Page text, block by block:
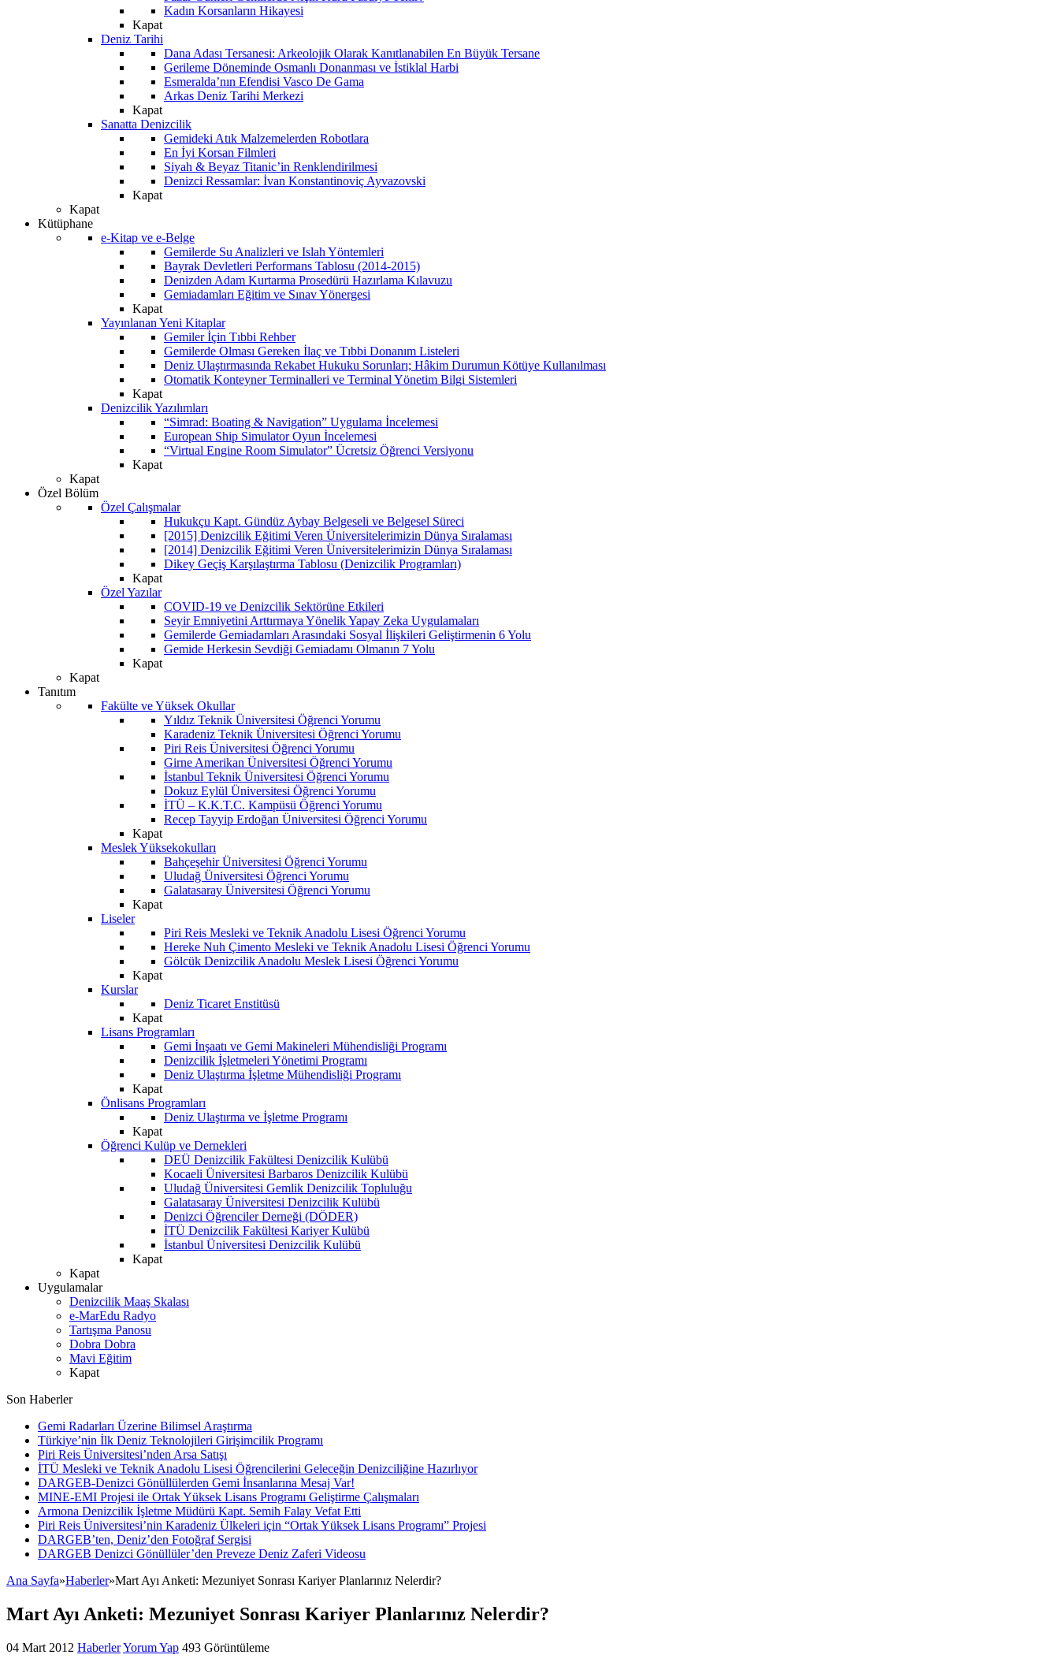
Kadın Korsanların Hikayesi
Kapat
Deniz Tarihi
Dana Adası Tersanesi: Arkeolojik Olarak Kanıtlanabilen En Büyük Tersane
Gerileme Döneminde Osmanlı Donanması ve İstiklal Harbi
Esmeralda’nın Efendisi Vasco De Gama
Arkas Deniz Tarihi Merkezi
Kapat
Sanatta Denizcilik
Gemideki Atık Malzemelerden Robotlara
En İyi Korsan Filmleri
Siyah & Beyaz Titanic’in Renklendirilmesi
Denizci Ressamlar: İvan Konstantinoviç Ayvazovski
Kapat
Kapat
Kütüphane
e-Kitap ve e-Belge
Gemilerde Su Analizleri ve Islah Yöntemleri
Bayrak Devletleri Performans Tablosu (2014-2015)
Denizden Adam Kurtarma Prosedürü Hazırlama Kılavuzu
Gemiadamları Eğitim ve Sınav Yönergesi
Kapat
Yayınlanan Yeni Kitaplar
Gemiler İçin Tıbbi Rehber
Gemilerde Olması Gereken İlaç ve Tıbbi Donanım Listeleri
Deniz Ulaştırmasında Rekabet Hukuku Sorunları; Hâkim Durumun Kötüye Kullanılması
Otomatik Konteyner Terminalleri ve Terminal Yönetim Bilgi Sistemleri
Kapat
Denizcilik Yazılımları
“Simrad: Boating & Navigation” Uygulama İncelemesi
European Ship Simulator Oyun İncelemesi
“Virtual Engine Room Simulator” Ücretsiz Öğrenci Versiyonu
Kapat
Kapat
Özel Bölüm
Özel Çalışmalar
Hukukçu Kapt. Gündüz Aybay Belgeseli ve Belgesel Süreci
[2015] Denizcilik Eğitimi Veren Üniversitelerimizin Dünya Sıralaması
[2014] Denizcilik Eğitimi Veren Üniversitelerimizin Dünya Sıralaması
Dikey Geçiş Karşılaştırma Tablosu (Denizcilik Programları)
Kapat
Özel Yazılar
COVID-19 ve Denizcilik Sektörüne Etkileri
Seyir Emniyetini Arttırmaya Yönelik Yapay Zeka Uygulamaları
Gemilerde Gemiadamları Arasındaki Sosyal İlişkileri Geliştirmenin 6 Yolu
Gemide Herkesin Sevdiği Gemiadamı Olmanın 7 Yolu
Kapat
Kapat
Tanıtım
Fakülte ve Yüksek Okullar
Yıldız Teknik Üniversitesi Öğrenci Yorumu
Karadeniz Teknik Üniversitesi Öğrenci Yorumu
Piri Reis Üniversitesi Öğrenci Yorumu
Girne Amerikan Üniversitesi Öğrenci Yorumu
İstanbul Teknik Üniversitesi Öğrenci Yorumu
Dokuz Eylül Üniversitesi Öğrenci Yorumu
İTÜ – K.K.T.C. Kampüsü Öğrenci Yorumu
Recep Tayyip Erdoğan Üniversitesi Öğrenci Yorumu
Kapat
Meslek Yüksekokulları
Bahçeşehir Üniversitesi Öğrenci Yorumu
Uludağ Üniversitesi Öğrenci Yorumu
Galatasaray Üniversitesi Öğrenci Yorumu
Kapat
Liseler
Piri Reis Mesleki ve Teknik Anadolu Lisesi Öğrenci Yorumu
Hereke Nuh Çimento Mesleki ve Teknik Anadolu Lisesi Öğrenci Yorumu
Gölcük Denizcilik Anadolu Meslek Lisesi Öğrenci Yorumu
Kapat
Kurslar
Deniz Ticaret Enstitüsü
Kapat
Lisans Programları
Gemi İnşaatı ve Gemi Makineleri Mühendisliği Programı
Denizcilik İşletmeleri Yönetimi Programı
Deniz Ulaştırma İşletme Mühendisliği Programı
Kapat
Önlisans Programları
Deniz Ulaştırma ve İşletme Programı
Kapat
Öğrenci Kulüp ve Dernekleri
DEÜ Denizcilik Fakültesi Denizcilik Kulübü
Kocaeli Üniversitesi Barbaros Denizcilik Kulübü
Uludağ Üniversitesi Gemlik Denizcilik Topluluğu
Galatasaray Üniversitesi Denizcilik Kulübü
Denizci Öğrenciler Derneği (DÖDER)
İTÜ Denizcilik Fakültesi Kariyer Kulübü
İstanbul Üniversitesi Denizcilik Kulübü
Kapat
Kapat
Uygulamalar
Denizcilik Maaş Skalası
e-MarEdu Radyo
Tartışma Panosu
Dobra Dobra
Mavi Eğitim
Kapat
Son Haberler
Gemi Radarları Üzerine Bilimsel Araştırma
Türkiye’nin İlk Deniz Teknolojileri Girişimcilik Programı
Piri Reis Üniversitesi’nden Arsa Satışı
İTÜ Mesleki ve Teknik Anadolu Lisesi Öğrencilerini Geleceğin Denizciliğine Hazırlıyor
DARGEB-Denizci Gönüllülerden Gemi İnsanlarına Mesaj Var!
MINE-EMI Projesi ile Ortak Yüksek Lisans Programı Geliştirme Çalışmaları
Armona Denizcilik İşletme Müdürü Kapt. Semih Falay Vefat Etti
Piri Reis Üniversitesi’nin Karadeniz Ülkeleri için “Ortak Yüksek Lisans Programı” Projesi
DARGEB’ten, Deniz’den Fotoğraf Sergisi
DARGEB Denizci Gönüllüler’den Preveze Deniz Zaferi Videosu
Ana Sayfa»Haberler»Mart Ayı Anketi: Mezuniyet Sonrası Kariyer Planlarınız Nelerdir?
Mart Ayı Anketi: Mezuniyet Sonrası Kariyer Planlarınız Nelerdir?
04 Mart 2012 HaberlerYorum Yap 493 Görüntüleme